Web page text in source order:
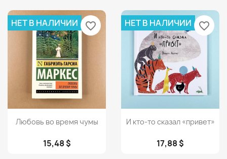
Просмотр
Любовь во время чумы
15,48 $
НЕТ В НАЛИЧИИ favorite_border
Просмотр
И кто-то сказал «привет»
17,88 $
НЕТ В НАЛИЧИИ favorite_border